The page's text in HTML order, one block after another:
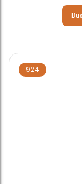
924